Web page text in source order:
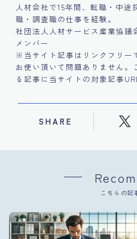
人材会社で15年間、転職・中
職・調査職の仕事を経験。
社団法人人材サービス産業協議
メンバー
※当サイト記事はリンクフリー
お使い頂いて問題ありません
る記事に当サイトの対象記事
SHARE
こちらの記